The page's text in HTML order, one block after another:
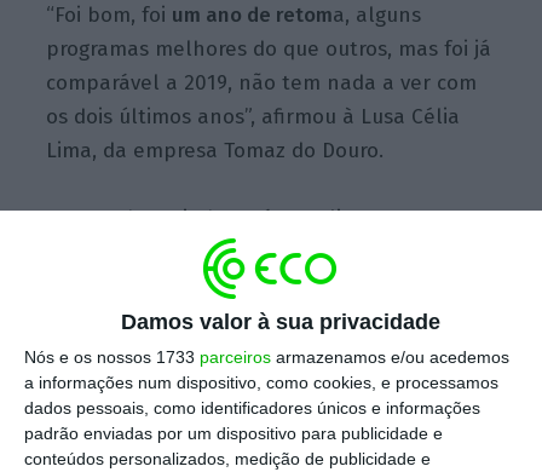
Damos valor à sua privacidade
Nós e os nossos 1733 parceiros armazenamos e/ou acedemos
a informações num dispositivo, como cookies, e processamos
dados pessoais, como identificadores únicos e informações
padrão enviadas por um dispositivo para publicidade e
conteúdos personalizados, medição de publicidade e
“Foi bom, foi um ano de retoma, alguns
programas melhores do que outros, mas foi já
comparável a 2019, não tem nada a ver com
os dois últimos anos”, afirmou à Lusa Célia
Lima, da empresa Tomaz do Douro.
A operadora ainda está a realizar o programa
das seis pontes e dos cruzeiros temáticos com
jantares a bordo, na zona do Porto,
terminando em novembro com os cruzeiros
de longo curso.
Apesar da retoma de turistas, Célia Lima
apontoudificuldades acrescidas devido ao